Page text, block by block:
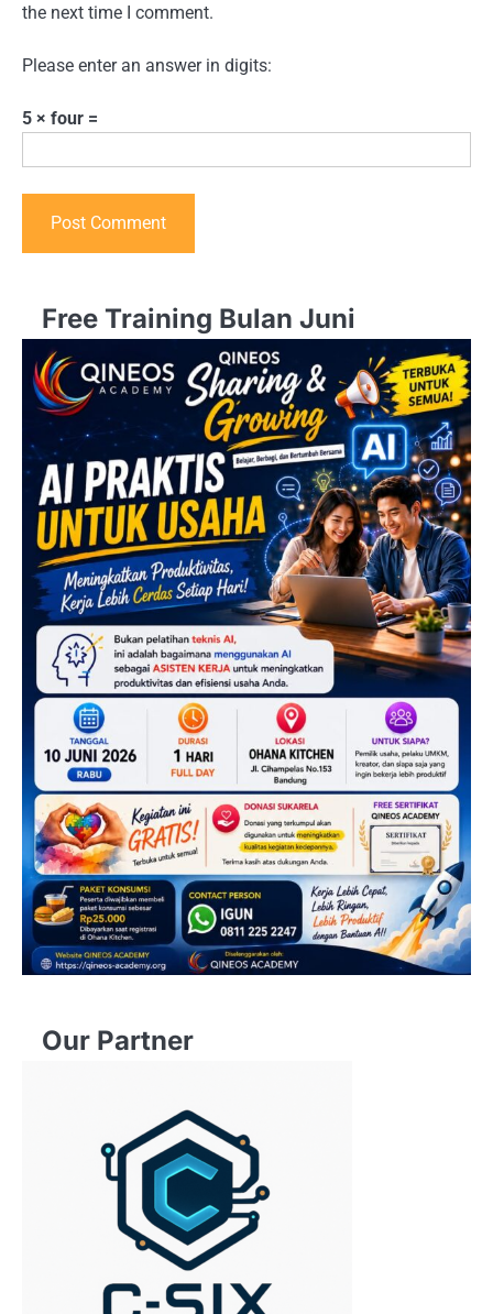
the next time I comment.
Please enter an answer in digits:
5 × four =
Free Training Bulan Juni
Our Partner